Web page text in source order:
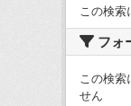
この検索
フォ
この検索
せん